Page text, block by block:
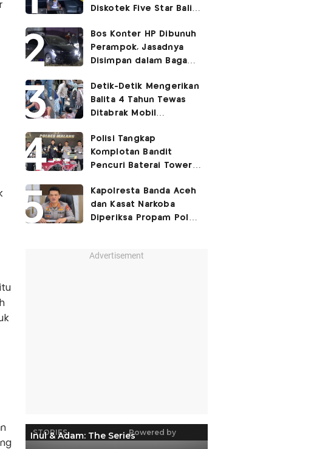
Diskotek Five Star Bali,
Bos Konter HP Dibunuh
Perampok, Jasadnya
Disimpan dalam Bagasi
Detik-Detik Mengerikan
Balita 4 Tahun Tewas
Ditabrak Mobil
Polisi Tangkap
Komplotan Bandit
Pencuri Baterai Tower,
Juta
Kapolresta Banda Aceh
dan Kasat Narkoba
Diperiksa Propam Polri,
Advertisement